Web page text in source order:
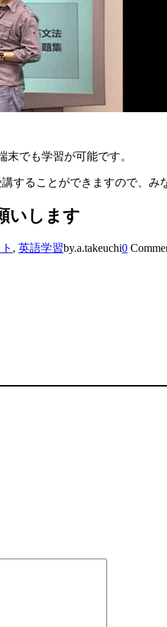
末でも学習が可能です。
することができますので、み
いします
, 英語学習by.a.takeuchi0